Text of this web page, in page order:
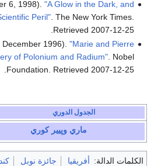
6, 1998). "A Glow in the Dark, and
Peril". The New York Times.
Retrieved 2007-12-25
.
1996). "Marie and Pierre
of Polonium and Radium". Nobel
Foundation . Retrieved 2007-12-25
الجدول الدوري
ماري وپيير كوري
الكلمات الدالة: أفريقيا جائزة نوبل